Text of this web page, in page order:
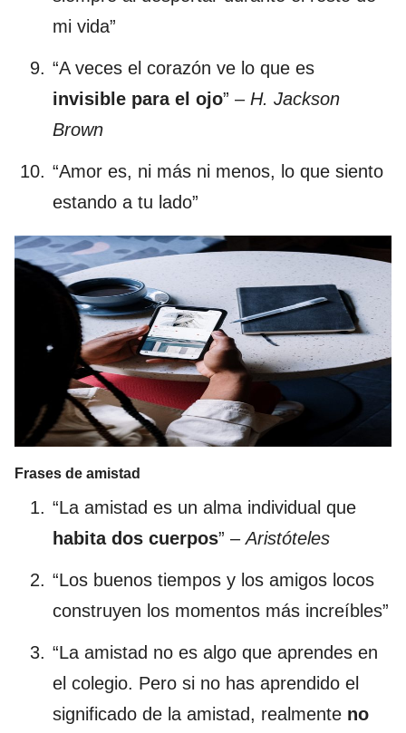
mi vida”
“A veces el corazón ve lo que es
invisible para el ojo” – H. Jackson
Brown
“Amor es, ni más ni menos, lo que siento
estando a tu lado”
Frases de amistad
“La amistad es un alma individual que
habita dos cuerpos” –Aristóteles
“Los buenos tiempos y los amigos locos
construyen los momentos más increíbles”
“La amistad no es algo que aprendes en
el colegio. Pero si no has aprendido el
significado de la amistad, realmente no